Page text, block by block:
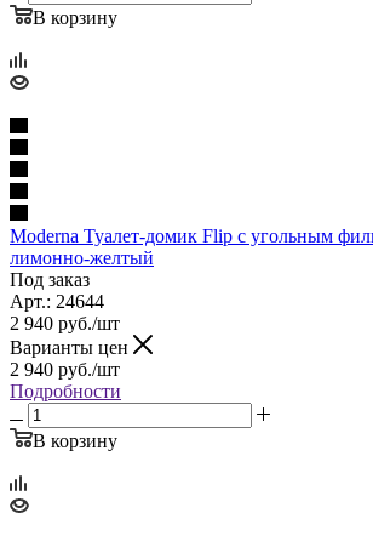
В корзину
Moderna Туалет-домик Flip с угольным
лимонно-желтый
Под заказ
Арт.: 24644
2 940 руб./шт
Варианты цен
2 940 руб./шт
Подробности
В корзину